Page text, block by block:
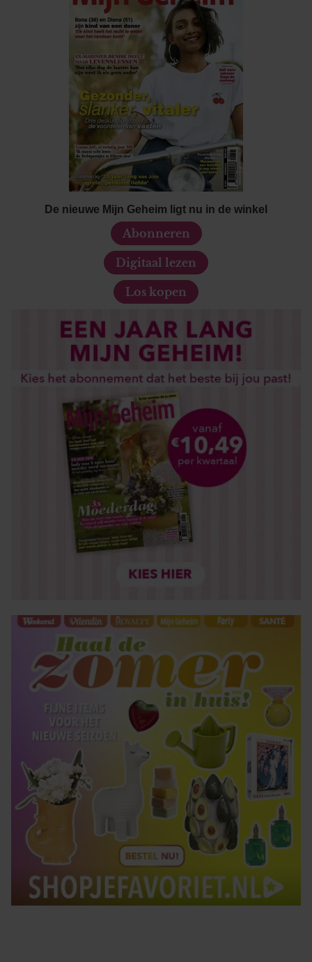
De nieuwe Mijn Geheim ligt nu in de winkel
Abonneren
Digitaal lezen
Los kopen